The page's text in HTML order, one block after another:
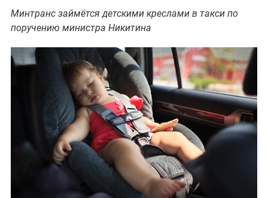
Минтранс займётся детскими креслами в такси по
поручению министра Никитина